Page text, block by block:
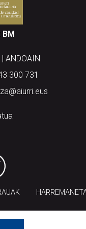
ANDOAIN
300 731